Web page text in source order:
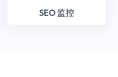
SEO 监控